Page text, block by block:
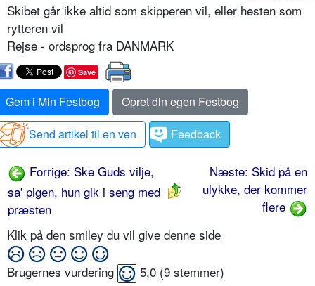
Skibet går ikke altid som skipperen vil, eller hesten som
rytteren vil
Rejse - ordsprog fra DANMARK
Save
Gem i Min Festbog
Opret din egen Festbog
Send artikel til en ven
Feedback
Forrige: Ske Guds vilje,
sa' pigen, hun gik i seng med
præsten
Næste: Skid på en
ulykke, der kommer
flere
Klik på den smiley du vil give denne side
Brugernes vurdering 5,0 (9 stemmer)